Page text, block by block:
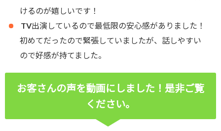
けるのが嬉しいです！
TV出演しているので最低限の安心感がありました！
初めてだったので緊張していましたが、話しやすい
ので好感が持てました。
お客さんの声を動画にしました！是非ご覧
ください。